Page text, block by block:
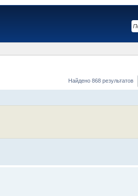
Найдено 868 результатов